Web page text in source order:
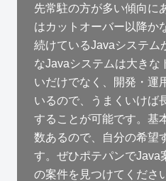
先常駐の方が多い傾向に
はカットオーバー以降か
続けているJavaシステム
なJavaシステムは大きな
いだけでなく、開発・運
いるので、うまくいけば
することが可能です。基
数あるので、自分の希望
す。ぜひポテパンでJava
の案件を見つけてくださ